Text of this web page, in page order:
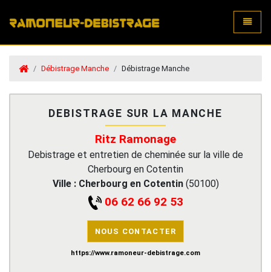
Débistrage Manche Débistrage Manche
DEBISTRAGE SUR LA MANCHE
Ritz Ramonage
Debistrage et entretien de cheminée sur la ville de
Cherbourg en Cotentin
Ville : Cherbourg en Cotentin(50100)
06 62 66 92 53
NOUS CONTACTER
https://www.ramoneur-debistrage.com